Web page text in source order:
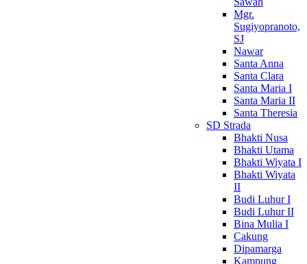
Mgr.
Sugiyopranoto,
SJ
Nawar
Santa Anna
Santa Clara
Santa Maria I
Santa Maria II
Santa Theresia
SD Strada
Bhakti Nusa
Bhakti Utama
Bhakti Wiyata I
Bhakti Wiyata
II
Budi Luhur I
Budi Luhur II
Bina Mulia I
Cakung
Dipamarga
Kampung